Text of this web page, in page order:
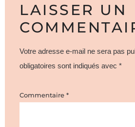
LAISSER UN
Votre adresse e-mail ne sera pas
obligatoires sont indiqués avec *
Commentaire *